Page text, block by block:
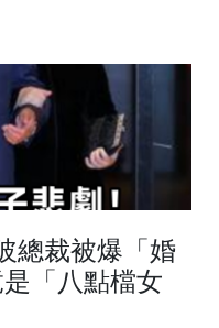
總裁被爆「婚
「八點檔女